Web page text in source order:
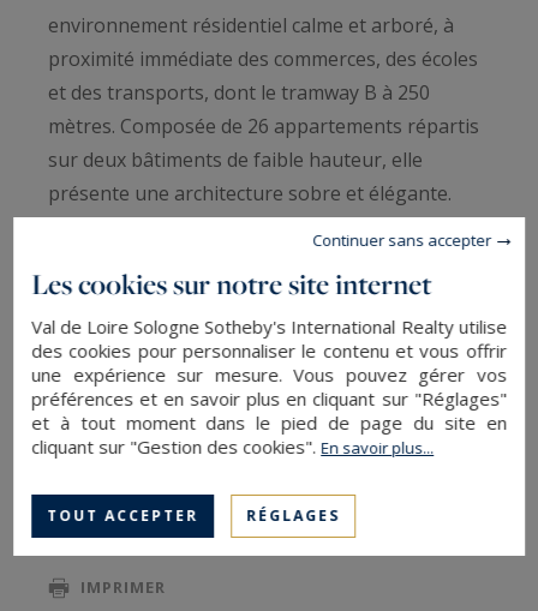
environnement résidentiel calme et arboré, à
proximité immédiate des commerces, des écoles
et des transports, dont le tramway B à 250
mètres. Composée de 26 appartements répartis
sur deux bâtiments de faible hauteur, elle
présente une architecture sobre et élégante.
développe une surface de 90.49 m². Exposé plein
Sud-Ouest, il bénéficie d’une belle luminosité et
d’une vue dégagée sur les espaces verts. Le
séjour avec cuisine ouverte de 32.24 m² se
prolonge sur un grand balcon de 13.45 m²,
offrant un espace extérieur sans nuisances et
préservé. L’espace nuit comprend trois
chambres dont une avec sa salle d'eau privative
ainsi qu'une salle de bains. Une chaudière
individuelle au gaz ainsi que deux
LIRE LA SUITE
SAUVEGARDER
IMPRIMER
Les cookies sur notre site internet
Val de Loire Sologne Sotheby's International Realty utilise
des cookies pour personnaliser le contenu et vous offrir
une expérience sur mesure. Vous pouvez gérer vos
préférences et en savoir plus en cliquant sur "Réglages"
et à tout moment dans le pied de page du site en
cliquant sur "Gestion des cookies".En savoir plus...
TOUT ACCEPTER RÉGLAGES
Continuer sans accepter